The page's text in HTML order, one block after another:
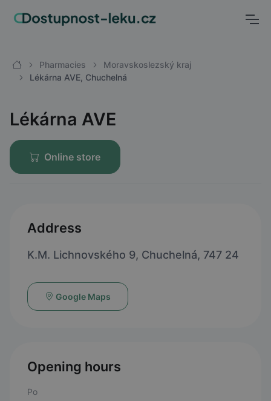
Pharmacies
Moravskoslezský kraj
Lékárna AVE, Chuchelná
Lékárna AVE
Online store
Address
K.M. Lichnovského 9, Chuchelná, 747 24
Google Maps
Opening hours
Po